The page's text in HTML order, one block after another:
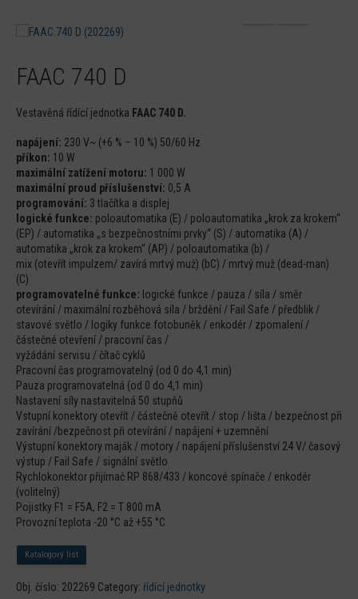
FAAC 740 D
Vestavěná řídící jednotka FAAC 740 D.
napájení: 230 V~ (+6 % – 10 %) 50/60 Hz
příkon: 10 W
maximální zatížení motoru: 1 000 W
maximální proud příslušenství: 0,5 A
programování: 3 tlačítka a displej
logické funkce: poloautomatika (E) / poloautomatika „krok za krokem“
(EP) / automatika „s bezpečnostními prvky“ (S) / automatika (A) /
automatika „krok za krokem“ (AP) / poloautomatika (b) /
mix (otevřít impulzem/ zavírá mrtvý muž) (bC) / mrtvý muž (dead-man)
(C)
programovatelné funkce: logické funkce / pauza / síla / směr
otevírání / maximální rozběhová síla / brždění / Fail Safe / předblik /
stavové světlo / logiky funkce fotobuněk / enkodér / zpomalení /
částečné otevření / pracovní čas /
vyžádání servisu / čítač cyklů
Pracovní čas programovatelný (od 0 do 4,1 min)
Pauza programovatelná (od 0 do 4,1 min)
Nastavení síly nastavitelná 50 stupňů
Vstupní konektory otevřít / částečně otevřít / stop / lišta / bezpečnost při
zavírání /bezpečnost při otevírání / napájení + uzemnění
Výstupní konektory maják / motory / napájení příslušenství 24 V/ časový
výstup / Fail Safe / signální světlo
Rychlokonektor přijímač RP 868/433 / koncové spínače / enkodér
(volitelný)
Pojistky F1 = F5A, F2 = T 800 mA
Provozní teplota -20 °C až +55 °C
Katalogový list
Obj. číslo: 202269 Category: řídící jednotky